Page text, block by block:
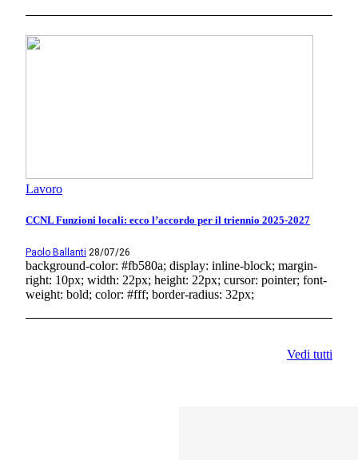
Lavoro
CCNL Funzioni locali: ecco l’accordo per il triennio 2025-2027
Paolo Ballanti 28/07/26
background-color: #fb580a; display: inline-block; margin-
right: 10px; width: 22px; height: 22px; cursor: pointer; font-
weight: bold; color: #fff; border-radius: 32px;
Vedi tutti